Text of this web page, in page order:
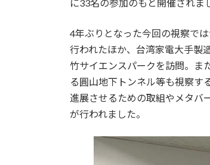
:
に33名の参加のもと開催されま
4年ぶりとなった今回の視察で
行われたほか、台湾家電大手製
竹サイエンスパークを訪問。ま
る圓山地下トンネル等も視察す
進展させるための取組やメタバ
が行われました。